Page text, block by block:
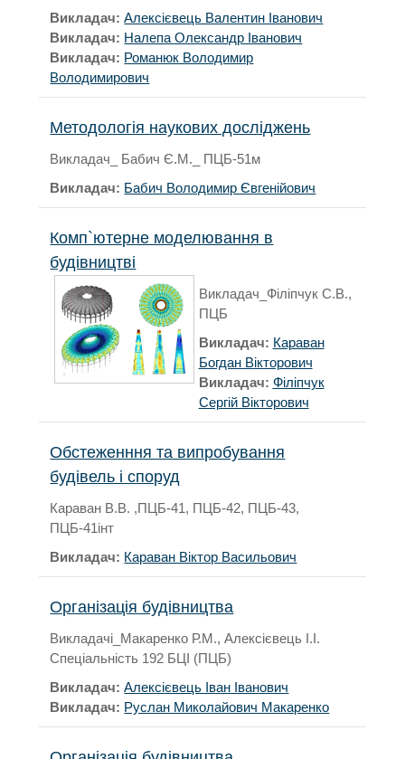
Викладач:Алексієвець Валентин Іванович
Викладач: Налепа Олександр Іванович
Викладач: Романюк Володимир
Володимирович
Методологія наукових досліджень
Викладач_ Бабич Є.М._ ПЦБ-51м
Викладач: Бабич Володимир Євгенійович
Комп`ютерне моделювання в
будівництві
Викладач_Філіпчук С.В.,
ПЦБ
Викладач: Караван
Богдан Вікторович
Викладач: Філіпчук
Сергій Вікторович
Обстеженння та випробування
будівель і споруд
Караван В.В. ,ПЦБ-41, ПЦБ-42, ПЦБ-43,
ПЦБ-41інт
Викладач: Караван Віктор Васильович
Організація будівництва
Викладачі_Макаренко Р.М., Алексієвець І.І.
Спеціальність 192 БЦІ (ПЦБ)
Викладач:Алексієвець Іван Іванович
Викладач: Руслан Миколайович Макаренко